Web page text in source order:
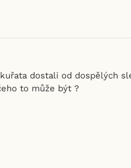
dostali od dospělých
to může být ?